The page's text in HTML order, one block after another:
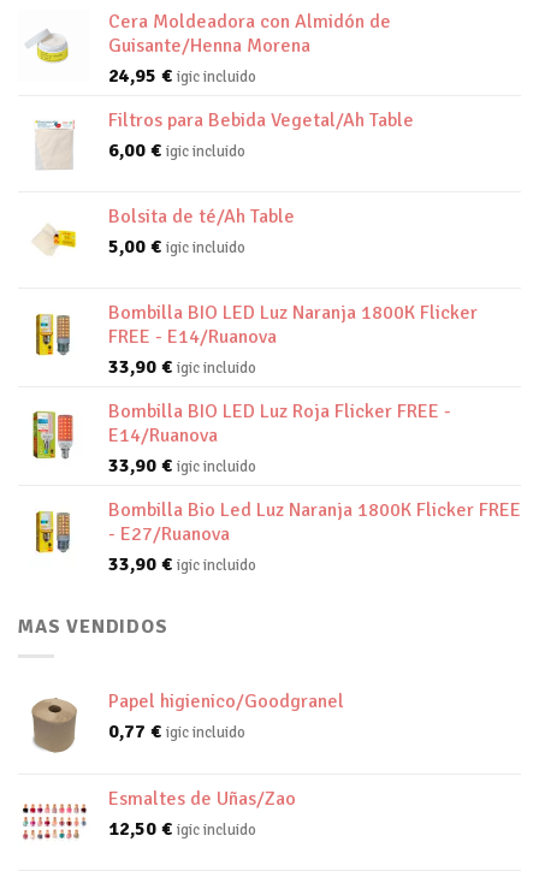
Cera Moldeadora con Almidón de
Guisante/Henna Morena
24,95 € igic incluido
Filtros para Bebida Vegetal/Ah Table
6,00 € igic incluido
Bolsita de té/Ah Table
5,00 € igic incluido
Bombilla BIO LED Luz Naranja 1800K Flicker
FREE - E14/Ruanova
33,90 € igic incluido
Bombilla BIO LED Luz Roja Flicker FREE -
E14/Ruanova
33,90 € igic incluido
Bombilla Bio Led Luz Naranja 1800K Flicker FREE
- E27/Ruanova
33,90 € igic incluido
MAS VENDIDOS
Papel higienico/Goodgranel
0,77 € igic incluido
Esmaltes de Uñas/Zao
12,50 € igic incluido